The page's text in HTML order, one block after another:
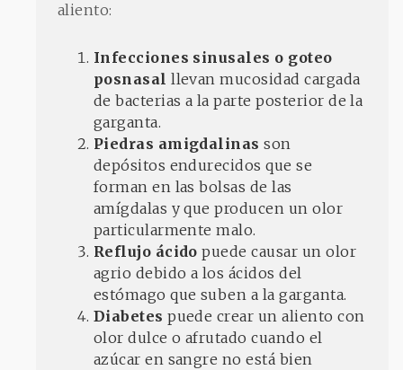
aliento:
Infecciones sinusales o goteo
posnasal llevan mucosidad cargada
de bacterias a la parte posterior de la
garganta.
Piedras amigdalinas son
depósitos endurecidos que se
forman en las bolsas de las
amígdalas y que producen un olor
particularmente malo.
Reflujo ácido puede causar un olor
agrio debido a los ácidos del
estómago que suben a la garganta.
Diabetes puede crear un aliento con
olor dulce o afrutado cuando el
azúcar en sangre no está bien